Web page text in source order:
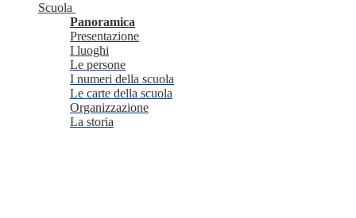
Scuola
Panoramica
Presentazione
I luoghi
Le persone
I numeri della scuola
Le carte della scuola
Organizzazione
La storia